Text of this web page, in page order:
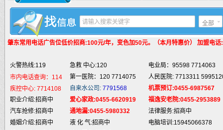
全部
肇东常用电话广告位低价招商:100元/年，变色加50元。（本月特惠价） 加盟电
婚庆庆典:招商中
快递服务:招商中
专业刷墙:15945980325
纯 净 水:招商中
蛋糕预定:招商中
房产中介:招商中
匪警热线:110
信息台:160
电脑维修:15945066378
火警热线:119
急救 中心:120
电业局：95598 7714063
市内电话查询：114
第一医院：120 7714075
人民医院: 7713311
疾控中心: 7714108 自来水公司: 7791568
机票预订:0455-6987567
职业介绍:招商中
爱心家政:0455-6620919
福逸安老院:0455-2953889
汽车抢修:招商中
通地漏:0455-5980332
法律服务:招商中
婚姻介绍:招商中
液 化 气:招商中
电脑培训:15945066378